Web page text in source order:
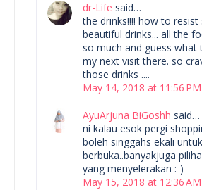
dr-Life said…
the drinks!!!! how to resist
beautiful drinks... all the
so much and guess what
my next visit there. so
those drinks ....
May 14, 2018 at 11:56 PM
AyuArjuna BiGoshh said…
ni kalau esok pergi
boleh singgahs ekali untuk
berbuka..banyakjuga
yang menyelerakan :-)
May 15, 2018 at 12:36 AM